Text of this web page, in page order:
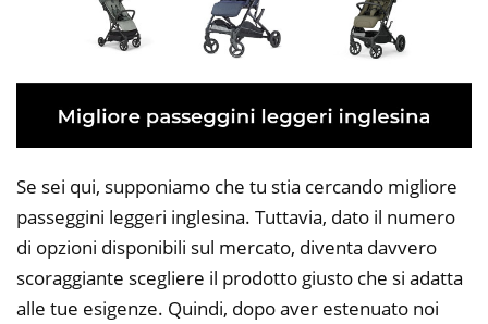
Se sei qui, supponiamo che tu stia cercando migliore
passeggini leggeri inglesina. Tuttavia, dato il numero
di opzioni disponibili sul mercato, diventa davvero
scoraggiante scegliere il prodotto giusto che si adatta
alle tue esigenze. Quindi, dopo aver estenuato noi